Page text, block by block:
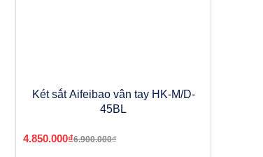
Két sắt Aifeibao vân tay HK-M/D-
45BL
4.850.000₫6.900.000₫